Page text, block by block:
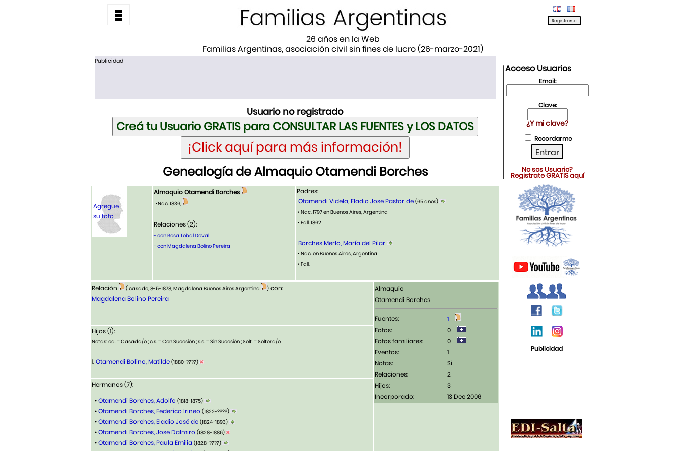
26 años en la Web
Familias Argentinas, asociación civil sin fines de lucro (26-marzo-2021)
Publicidad
Usuario no registrado
Genealogía de Almaquio Otamendi Borches
Agregue
su foto
Almaquio Otamendi Borches
•Nac. 1836,
Relaciones (2):
- con Rosa Tobal Doval
- con Magdalena Bolino Pereira
Padres:
Otamendi Videla, Eladio Jose Pastor de (65 años)
• Nac. 1797 en Buenos Aires, Argentina
• Fall. 1862
Borches Merlo, María del Pilar
• Nac. en Buenos Aires, Argentina
• Fall.
Relación ( casado, 8-5-1878, Magdalena Buenos Aires Argentina ) con:
Magdalena Bolino Pereira
Almaquio
Otamendi Borches
Fuentes:
1
Fotos:
0
Fotos familiares:
0
Eventos:
1
Notas:
Si
Relaciones:
2
Hijos:
3
Incorporado:
13 Dec 2006
Hijos (1):
Notas: ca. = Casada/o ; c.s. = Con Sucesión ; s.s. = Sin Sucesión ; Solt. = Soltera/o
1.Otamendi Bolino, Matilde (1880-????)
Hermanos (7):
•Otamendi Borches, Adolfo (1818-1875)
•Otamendi Borches, Federico Irineo (1822-????)
•Otamendi Borches, Eladio José de (1824-1893)
•Otamendi Borches, Jose Dalmiro (1828-1886)
•Otamendi Borches, Paula Emilia (1828-????)
Acceso Usuarios
Email:
Clave:
¿Y mi clave?
Recordarme
No sos Usuario?
Registrate GRATIS aquí
Publicidad